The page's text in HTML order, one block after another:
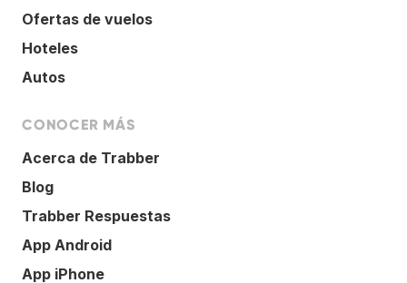
Ofertas de vuelos
Hoteles
Autos
CONOCER MÁS
Acerca de Trabber
Blog
Trabber Respuestas
App Android
App iPhone